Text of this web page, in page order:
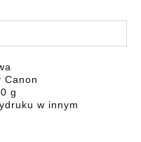
Canon
g
w innym